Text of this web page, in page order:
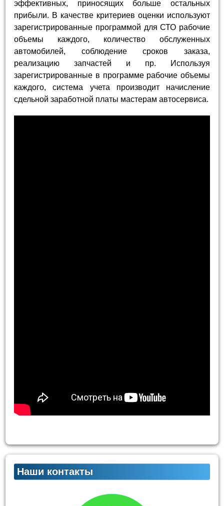
эффективных, приносящих больше остальных
прибыли. В качестве критериев оценки используют
зарегистрированные программой для СТО рабочие
объемы каждого, количество обслуженных
автомобилей, соблюдение сроков заказа,
реализацию запчастей и пр. Используя
зарегистрированные в программе рабочие объемы
каждого, система учета производит начисление
сдельной заработной платы мастерам автосервиса.
Наши контакты